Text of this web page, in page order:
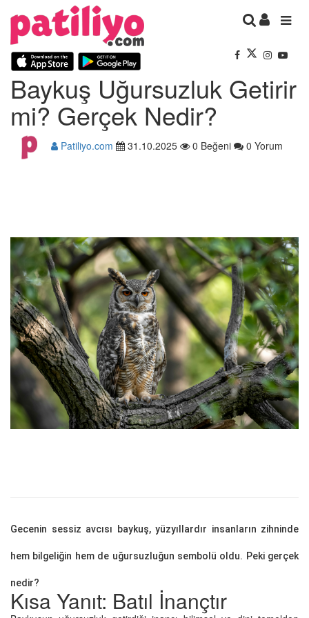
Baykuş Uğursuzluk Getirir
mi? Gerçek Nedir?
Patiliyo.com 31.10.2025 0 Beğeni 0 Yorum
Gecenin sessiz avcısı baykuş, yüzyıllardır insanların zihninde
hem bilgeliğin hem de uğursuzluğun sembolü oldu. Peki gerçek
nedir?
Kısa Yanıt: Batıl İnançtır